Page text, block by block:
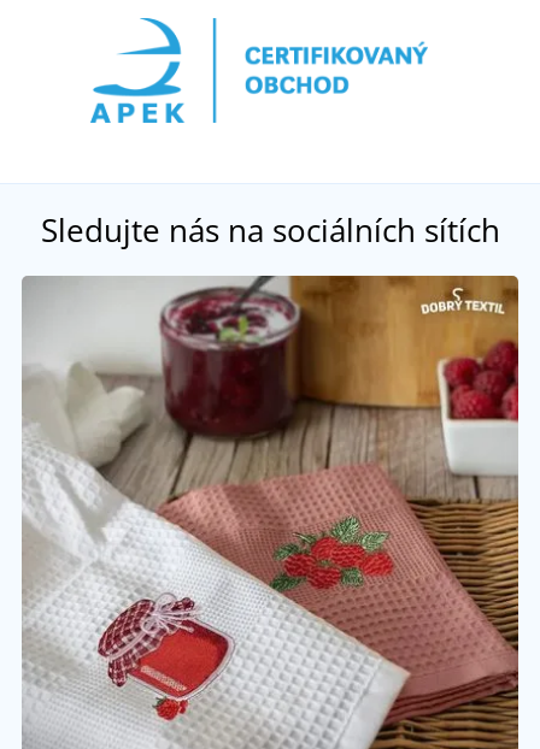
Sledujte nás na sociálních sítích